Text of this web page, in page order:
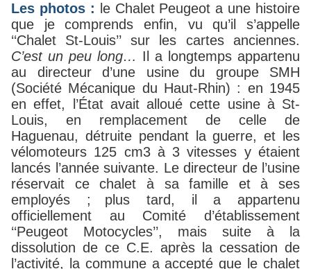
Les photos : le Chalet Peugeot a une histoire
que je comprends enfin, vu qu’il s’appelle
‘‘Chalet St-Louis’’ sur les cartes anciennes.
C’est un peu long… Il a longtemps appartenu
au directeur d’une usine du groupe SMH
(Société Mécanique du Haut-Rhin) : en 1945
en effet, l’État avait alloué cette usine à St-
Louis, en remplacement de celle de
Haguenau, détruite pendant la guerre, et les
vélomoteurs 125 cm3 à 3 vitesses y étaient
lancés l’année suivante. Le directeur de l’usine
réservait ce chalet à sa famille et à ses
employés ;
plus tard, il a appartenu
officiellement au Comité d’établissement
‘‘Peugeot Motocycles’’, mais suite à la
dissolution de ce C.E. après la cessation de
l’activité, la commune a accepté que le chalet